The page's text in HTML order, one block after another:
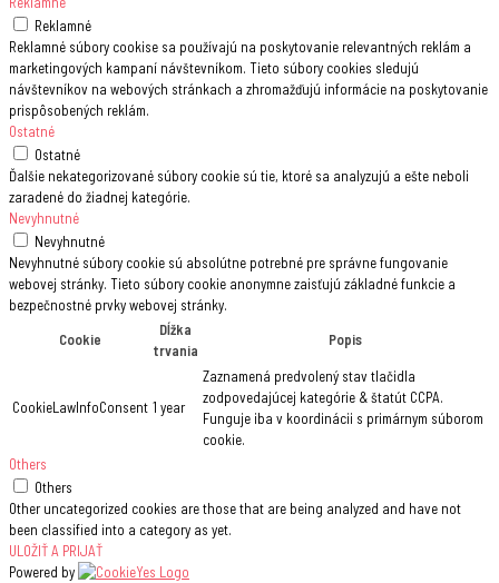
Reklamné
Reklamné súbory cookise sa používajú na poskytovanie relevantných reklám a
marketingových kampaní návštevníkom. Tieto súbory cookies sledujú
návštevníkov na webových stránkach a zhromažďujú informácie na poskytovanie
prispôsobených reklám.
Ostatné
Ostatné
Ďalšie nekategorizované súbory cookie sú tie, ktoré sa analyzujú a ešte neboli
zaradené do žiadnej kategórie.
Nevyhnutné
Nevyhnutné
Nevyhnutné súbory cookie sú absolútne potrebné pre správne fungovanie
webovej stránky. Tieto súbory cookie anonymne zaisťujú základné funkcie a
bezpečnostné prvky webovej stránky.
Cookie
Dĺžka
trvania
Popis
CookieLawInfoConsent 1 year
Zaznamená predvolený stav tlačidla
zodpovedajúcej kategórie & štatút CCPA.
Funguje iba v koordinácii s primárnym súborom
cookie.
Others
Others
Other uncategorized cookies are those that are being analyzed and have not
been classified into a category as yet.
ULOŽIŤ A PRIJAŤ
Powered by